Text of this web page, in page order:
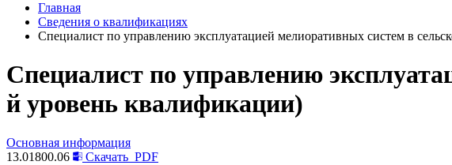
Главная
Сведения о квалификациях
Специалист по управлению эксплуатацией мелиоративных систем в
Специалист по управлению
й уровень квалификации)
Основная информация
13.01800.06
Скачать PDF